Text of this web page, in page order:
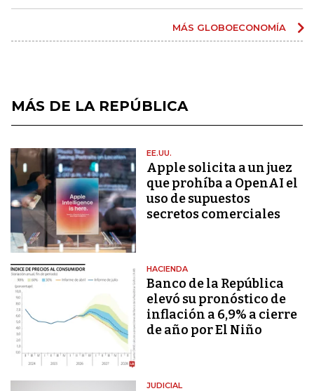
MÁS GLOBOECONOMÍA
MÁS DE LA REPÚBLICA
EE.UU.
Apple solicita a un juez
que prohíba a OpenAI el
uso de supuestos
secretos comerciales
HACIENDA
Banco de la República
elevó su pronóstico de
inflación a 6,9% a cierre
de año por El Niño
JUDICIAL